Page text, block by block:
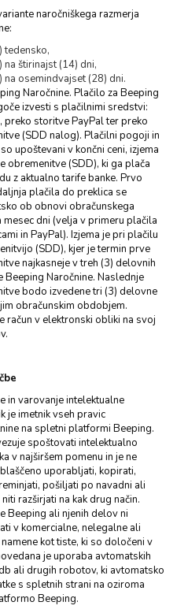
naročniškega razmerja
tedensko,
na štirinajst (14) dni,
na osemindvajset (28) dni.
Naročnine. Plačilo za Beeping
izvesti s plačilnimi sredstvi:
preko storitve PayPal ter preko
(SDD nalog). Plačilni pogoji in
upoštevani v končni ceni, izjema
obremenitve (SDD), ki ga plača
z aktualno tarife banke. Prvo
plačila do preklica se
ob obnovi obračunskega
mesec dni (velja v primeru plačila
in PayPal). Izjema je pri plačilu
(SDD), kjer je termin prve
najkasneje v treh (3) delovnih
Beeping Naročnine. Naslednje
bodo izvedene tri (3) delovne
obračunskim obdobjem.
račun v elektronski obliki na svoj
in varovanje intelektualne
je imetnik vseh pravic
na spletni platformi Beeping.
spoštovati intelektualno
v najširšem pomenu in je ne
uporabljati, kopirati,
pošiljati po navadni ali
razširjati na kak drug način.
Beeping ali njenih delov ni
v komercialne, nelegalne ali
kot tiste, ki so določeni v
je uporaba avtomatskih
ali drugih robotov, ki avtomatsko
s spletnih strani na oziroma
Beeping.